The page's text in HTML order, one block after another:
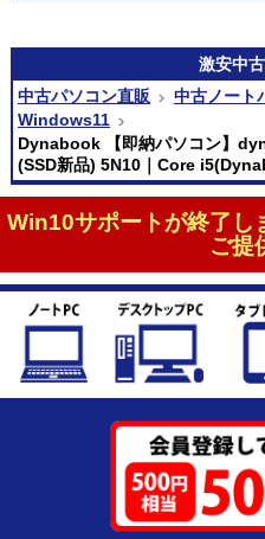
激安中
中古パソコン直販
中古ノート
Windows11
Dynabook 【即納パソコン】
(SSD新品) 5N10｜Core
Win10サポートが終了し
ご提